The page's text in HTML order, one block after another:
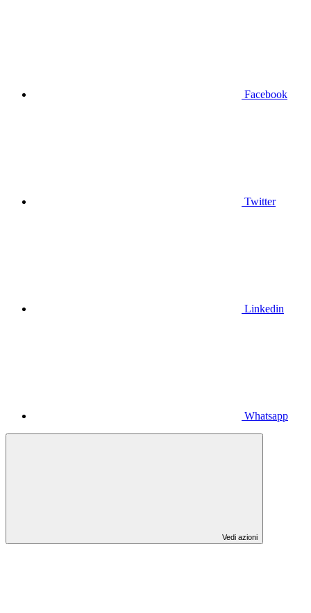
Facebook
Twitter
Linkedin
Whatsapp
Vedi azioni